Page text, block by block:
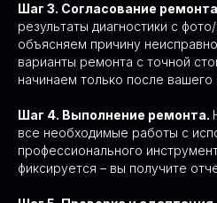
Шаг 3. Согласование
результаты диагностики с
объясняем причину
варианты ремонта с точной
начинаем только после вашего
Шаг 4. Выполнение ремонта.
все необходимые работы с
профессионального
фиксируется – вы получите
02/
согласовываем заранее, они не
в процессе. Предоставляем фото и
материалы, можно
ПО
В автосервисе есть стенды для
электрической, гидравлической
и механической частей КПП, а
Engineering